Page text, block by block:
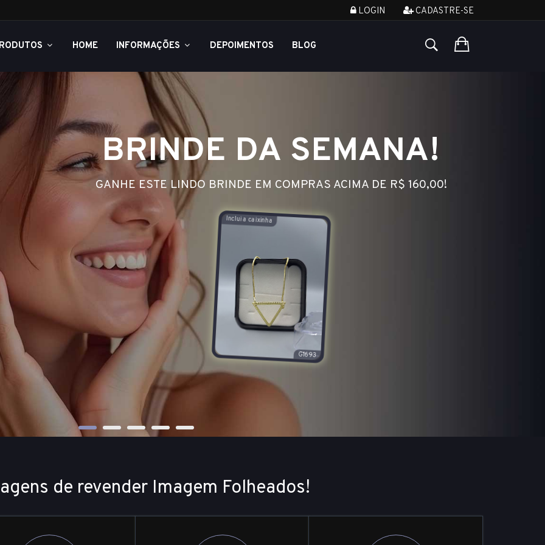
LOGIN CADASTRE-SE
HOME INFORMAÇÕES DEPOIMENTOS BLOG
DA IMAGEM!
AQUI!
de revender Imagem Folheados!